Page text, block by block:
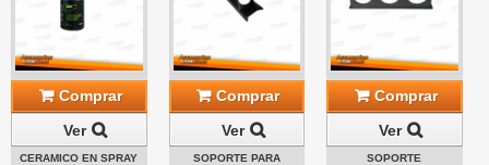
Comprar
Ver
CERAMICO EN SPRAY
Comprar
Ver
SOPORTE PARA
Comprar
Ver
SOPORTE